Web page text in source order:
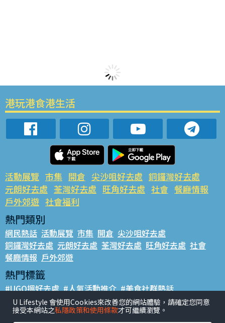
港玩港食港生活
活動展覽 市集 開倉 尖沙咀好去處 銅鑼灣好去處
元朗好去處 荃灣好去處 旺角好去處 社會 餐廳情報
戶外郊遊 社會福利
熱門類別
網民熱話 活動展覽 市集 開倉 尖沙咀好去處
銅鑼灣好去處 元朗好去處 荃灣好去處 旺角好去處 社會
餐廳情報 戶外郊遊
熱門標籤
#UGO搵好去處 #人氣活動推介 #美食社群熱話
#親子玩樂好去處 #ULifestyle應用程式 #限時搶
#UJetso禮物放送 #ULifestyle商戶中心 #著數
U Lifestyle 會使用Cookies來改善您的網站體驗，請確定您同意
接受本網站之私隱政策和使用條款才可繼續瀏覽。